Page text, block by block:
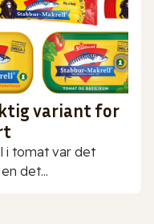
variant for
i tomat var det
det...